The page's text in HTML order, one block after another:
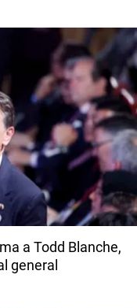
a Todd Blanche,
general